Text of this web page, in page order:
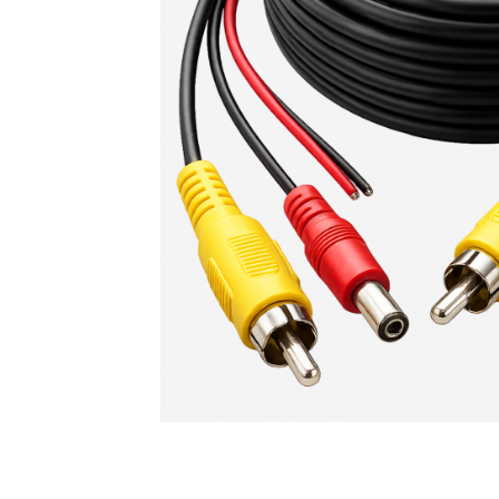
Усилители антенные SWA
Канцелярские товары
Коврики для резки
Акустика
Колонки
Системы